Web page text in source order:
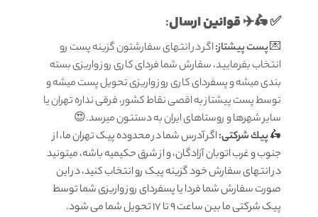
✅ 🛵✈️قوانين ارسال:
💌پست پیشتاز:اگر در انتهای سفارشتون گزینه پست رو
انتخاب بفرمایید، سفارش شما فردای کاری روز واریزی بسته
بندی میشه و پسفردای کاری روز واریزی تحویل پست میشه و
توسط پست پیشتاز به اقصی نقاط کشور، فرقی نداره تهران یا
سایر شهرها و روستاهای ایران به دستتون میرسد.😍
🛵پيك شرکتی:اگر آدرس شما در محدوده پیک تهران ما، از
جنوب و غرب اتوبان آزادگان، و از شرق حکیمیه باشه، میتونید
در انتهای سفارش خود گزینه پیک رو انتخاب کنید، در این
صورت سفارش شما فردا یا پسفردای روز واريزى شما توسط
پیک شرکتی ما بين ساعت 9 تا 17 تحويل شما مى شود.